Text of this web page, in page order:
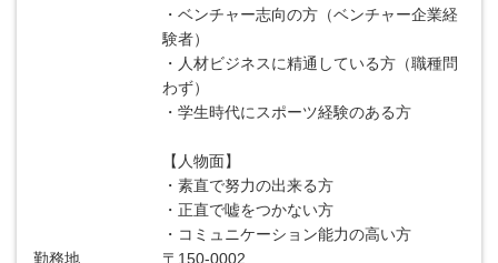
・ベンチャー志向の方（ベンチャー企業経
験者）
・人材ビジネスに精通している方（職種問
わず）
・学生時代にスポーツ経験のある方
【人物面】
・素直で努力の出来る方
・正直で嘘をつかない方
・コミュニケーション能力の高い方
勤務地
〒150-0002